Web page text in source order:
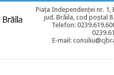
Piața Independenței nr. 1,
jud. Brăila, cod poștal
Telefon:
E-mail: